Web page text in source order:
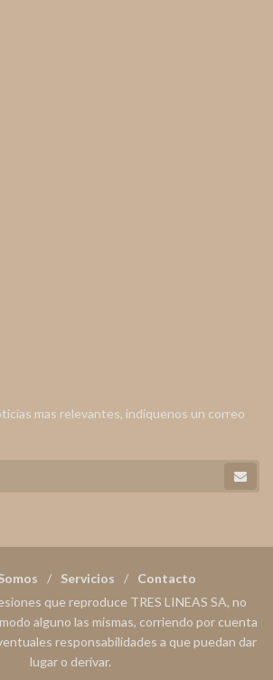
mas relevantes, indiquenos un correo
Servicios
Contacto
que reproduce TRES LINEAS SA, no
alguno las mismas, corriendo por cuenta
responsabilidades a que puedan dar
lugar o derivar.